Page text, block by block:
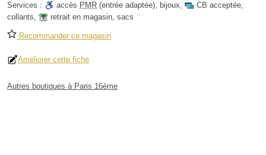
Services :
accès PMR (entrée adaptée), bijoux, CB acceptée,
collants, retrait en magasin, sacs
Recommander ce magasin
Améliorer cette fiche
Autres boutiques à Paris 16ème